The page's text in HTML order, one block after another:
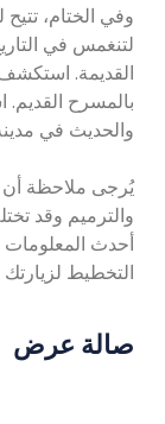
وفي الختام،
لتنغمس في
القديمة. استكشف
بالمسرح القديم.
والحديث في
يُرجى ملاحظة أن
والترميم وقد
أحدث المعلومات
التخطيط
صالة عرض